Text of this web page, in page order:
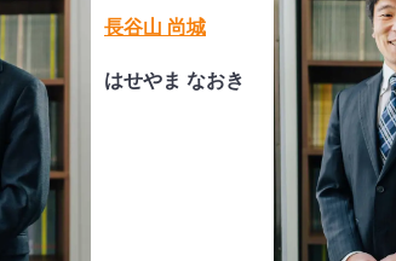
長谷山 尚城
はせやま なおき